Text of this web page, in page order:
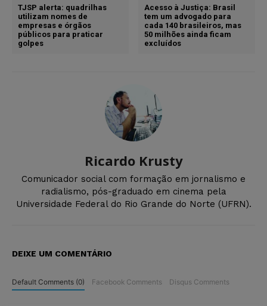
TJSP alerta: quadrilhas
utilizam nomes de
empresas e órgãos
públicos para praticar
golpes
Acesso à Justiça: Brasil
tem um advogado para
cada 140 brasileiros, mas
50 milhões ainda ficam
excluídos
Ricardo Krusty
Comunicador social com formação em jornalismo e
radialismo, pós-graduado em cinema pela
Universidade Federal do Rio Grande do Norte (UFRN).
DEIXE UM COMENTÁRIO
Default Comments (0) Facebook Comments Disqus Comments